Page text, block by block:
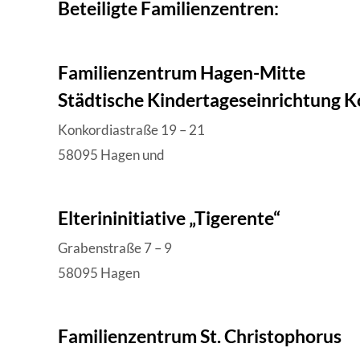
Beteiligte Familienzentren:
Familienzentrum Hagen-Mitte
Städtische Kindertageseinrichtung
Konkordiastraße 19 – 21
58095 Hagen und
Elterininitiative „Tigerente“
Grabenstraße 7 – 9
58095 Hagen
Familienzentrum St. Christophorus